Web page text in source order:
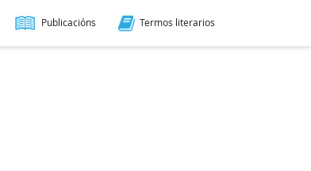
Publicacións Termos literarios